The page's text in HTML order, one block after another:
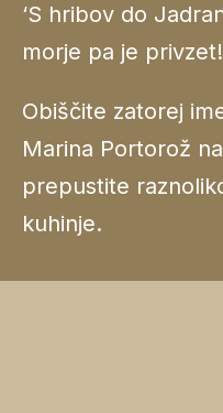
‘S hribov do
morje pa je privzet!
Obiščite zatorej
Marina Portorož
prepustite
kuhinje.